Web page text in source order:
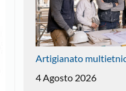
Artigianato
4 Agosto 2026